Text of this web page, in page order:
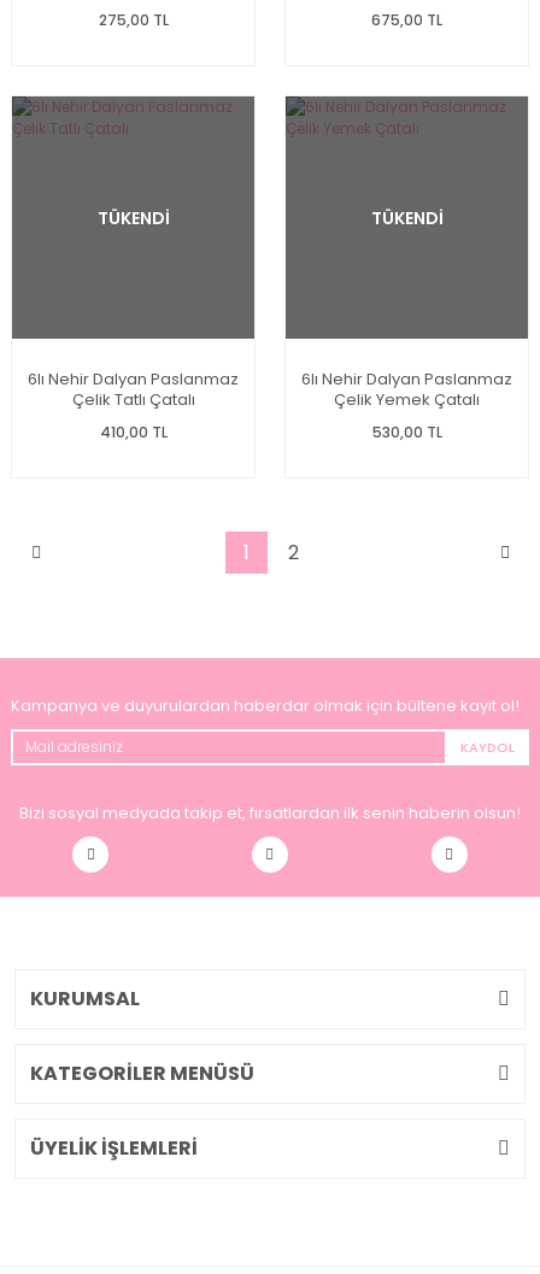
275,00 TL 675,00 TL
TÜKENDİ
6lı Nehir Dalyan Paslanmaz
Çelik Tatlı Çatalı
410,00 TL
TÜKENDİ
6lı Nehir Dalyan Paslanmaz
Çelik Yemek Çatalı
530,00 TL
1 2
Kampanya ve duyurulardan haberdar olmak için bültene kayıt ol!
KAYDOL
Bizi sosyal medyada takip et, fırsatlardan ilk senin haberin olsun!
KURUMSAL
KATEGORİLER MENÜSÜ
ÜYELİK İŞLEMLERİ